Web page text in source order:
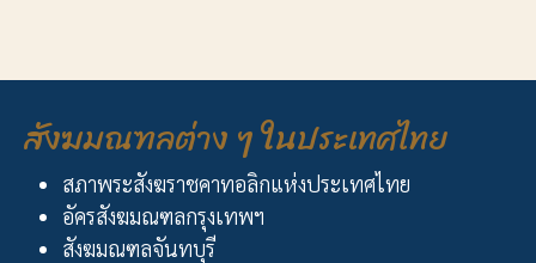
สังฆมณฑลต่าง ๆ ในประเทศไทย
สภาพระสังฆราชคาทอลิกแห่งประเทศไทย
อัครสังฆมณฑลกรุงเทพฯ
สังฆมณฑลจันทบุรี